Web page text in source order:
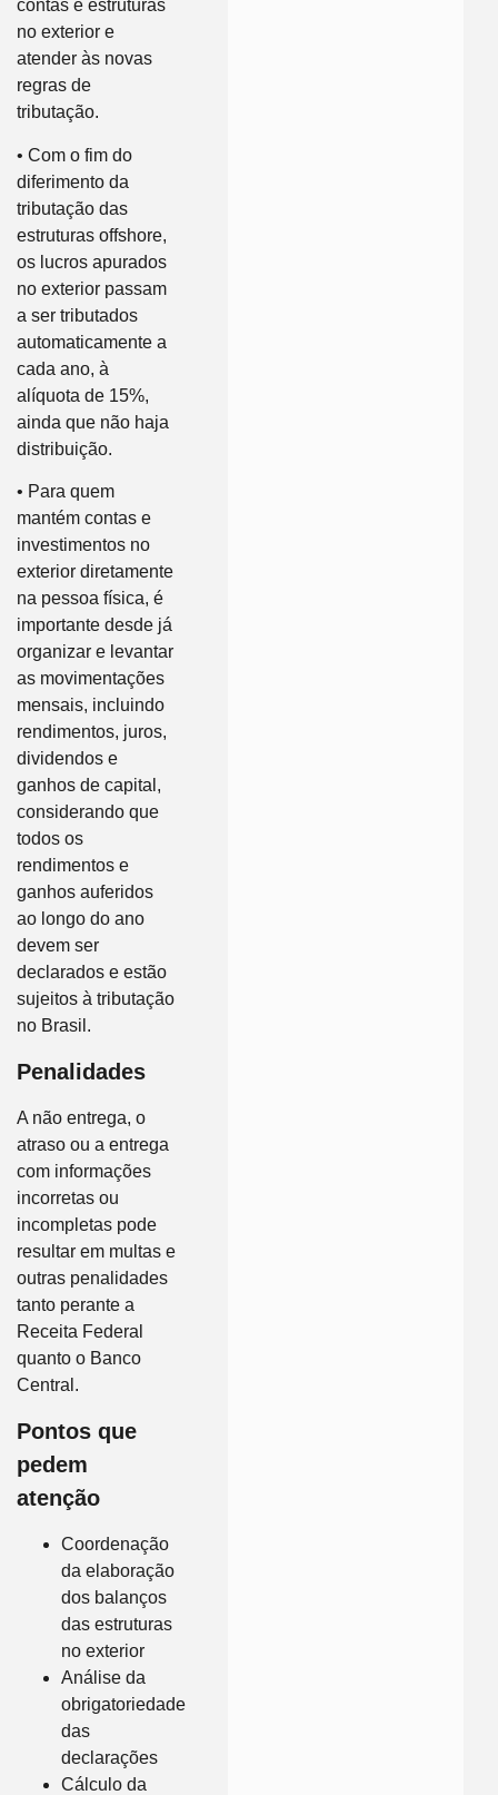
contas e estruturas
no exterior e
atender às novas
regras de
tributação.
• Com o fim do
diferimento da
tributação das
estruturas offshore,
os lucros apurados
no exterior passam
a ser tributados
automaticamente a
cada ano, à
alíquota de 15%,
ainda que não haja
distribuição.
• Para quem
mantém contas e
investimentos no
exterior diretamente
na pessoa física, é
importante desde já
organizar e levantar
as movimentações
mensais, incluindo
rendimentos, juros,
dividendos e
ganhos de capital,
considerando que
todos os
rendimentos e
ganhos auferidos
ao longo do ano
devem ser
declarados e estão
sujeitos à tributação
no Brasil.
Penalidades
A não entrega, o
atraso ou a entrega
com informações
incorretas ou
incompletas pode
resultar em multas e
outras penalidades
tanto perante a
Receita Federal
quanto o Banco
Central.
Pontos que
pedem
atenção
Coordenação
da elaboração
dos balanços
das estruturas
no exterior
Análise da
obrigatoriedade
das
declarações
Cálculo da